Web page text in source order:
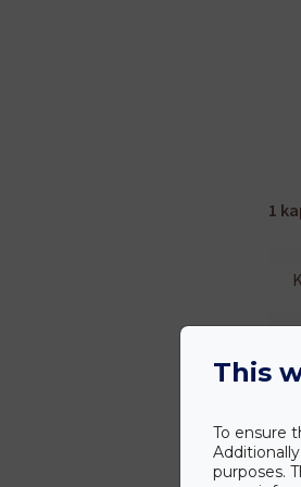
1
This
To ensure
purposes.